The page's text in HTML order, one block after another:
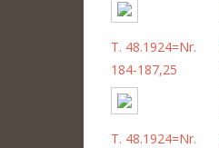
T. 48.1924=Nr.
184-187,25
T. 48.1924=Nr.